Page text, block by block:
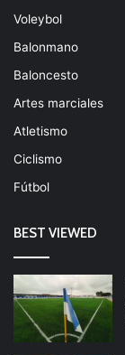
Voleybol
Balonmano
Baloncesto
Artes marciales
Atletismo
Ciclismo
Fútbol
BEST VIEWED